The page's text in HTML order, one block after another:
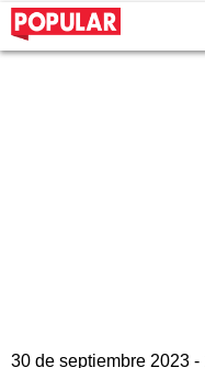
30 de septiembre 2023 -